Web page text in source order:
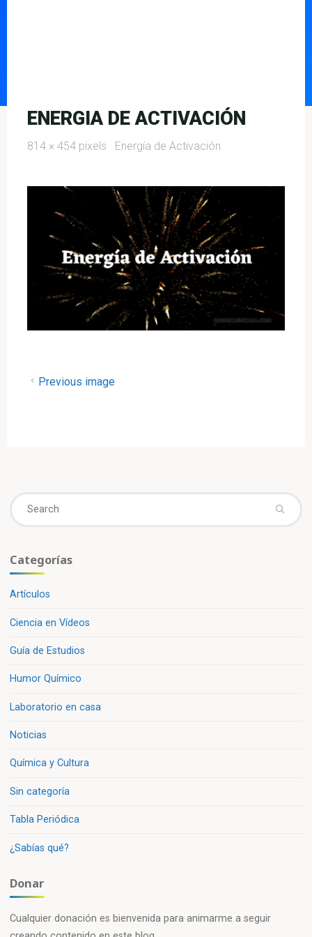
ENERGIA DE ACTIVACIÓN
Full
814 × 454 pixels Energía de Activación
Previous image
Categorías
Artículos
Ciencia en Vídeos
Guía de Estudios
Humor Químico
Laboratorio en casa
Noticias
Química y Cultura
Sin categoría
Tabla Periódica
¿Sabías qué?
Donar
Cualquier donación es bienvenida para animarme a seguir